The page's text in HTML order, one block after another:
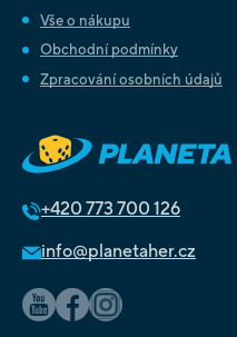
Vše o nákupu
Obchodní podmínky
Zpracování osobních údajů
+420 773 700 126
info@planetaher.cz